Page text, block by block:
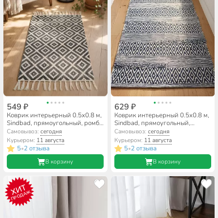
549 ₽
Коврик интерьерный 0.5х0.8 м,
Sindbad, прямоугольный, ромб,
хлопок, толщина 8 мм, ручное
плетение, SINDBAD 750801
Самовывоз:сегодня
Курьером: 11 августа
5•2 отзыва
В корзину
629 ₽
Коврик интерьерный 0.5х0.8 м,
Sindbad, прямоугольный,
голубой, хлопок, толщина 7 мм,
ручное плетение, SINDBAD KH
58-7
Самовывоз: сегодня
Курьером: 11 августа
5•2 отзыва
В корзину
ХИТ
ПРОДАЖ